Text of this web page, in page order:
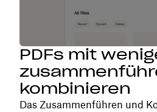
PDFs mit
kombinieren
Das Zusammenführen und